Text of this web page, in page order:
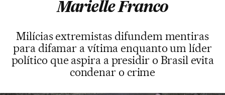
Marielle Franco
Milícias extremistas difundem mentiras
para difamar a vítima enquanto um líder
político que aspira a presidir o Brasil evita
condenar o crime